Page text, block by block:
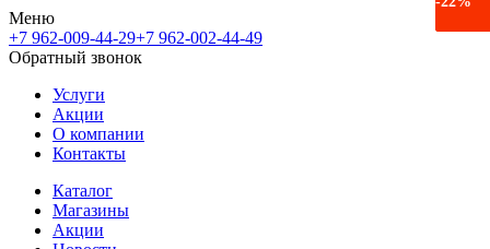
Меню
+7 962-009-44-29+7 962-002-44-49
Обратный звонок
Услуги
Акции
О компании
Контакты
Каталог
Магазины
Акции